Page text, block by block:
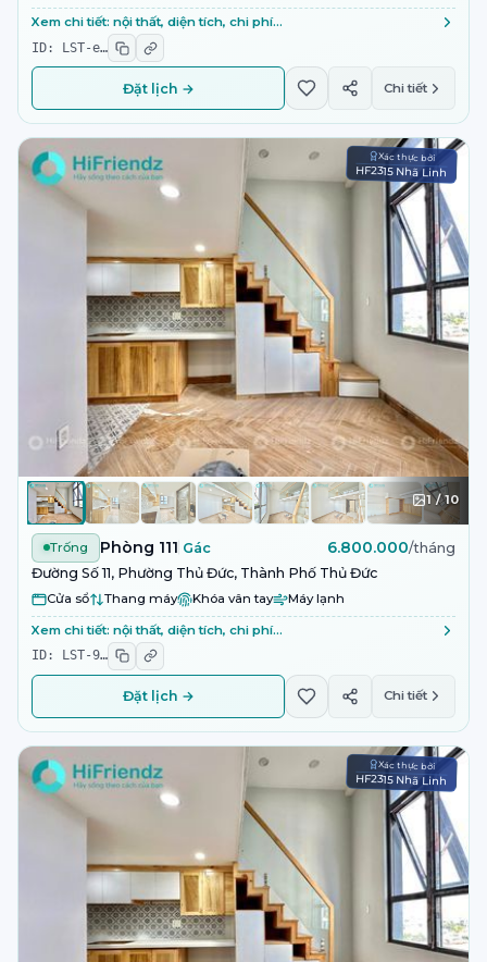
Xem chi tiết: nội thất, diện tích, chi phí…
ID: LST-e…
Đặt lịch → Chi tiết
Xác thực bởi
HF2315 Nhã Linh
1/10
Trống Phòng 111 Gác 6.800.000/tháng
Đường Số 11, Phường Thủ Đức, Thành Phố Thủ Đức
Cửa sổ Thang máy Khóa vân tay Máy lạnh
Xem chi tiết: nội thất, diện tích, chi phí…
ID:
LST-9…
Đặt lịch → Chi tiết
Xác thực bởi
HF2315 Nhã Linh